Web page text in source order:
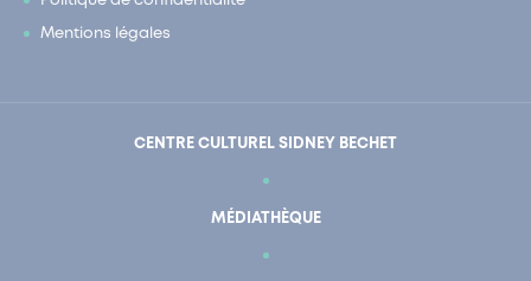
Mentions légales
CENTRE CULTUREL SIDNEY BECHET
MÉDIATHÈQUE